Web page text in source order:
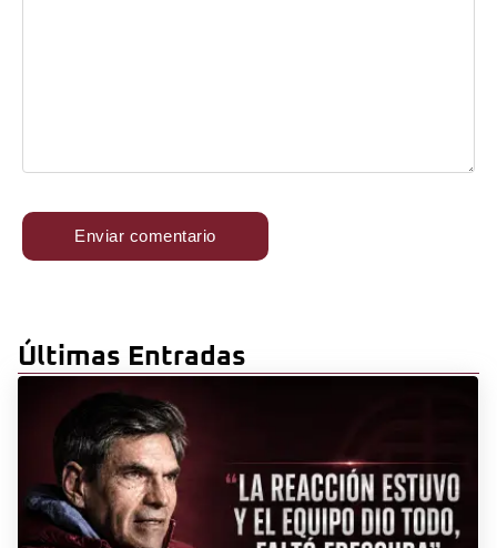
Últimas Entradas